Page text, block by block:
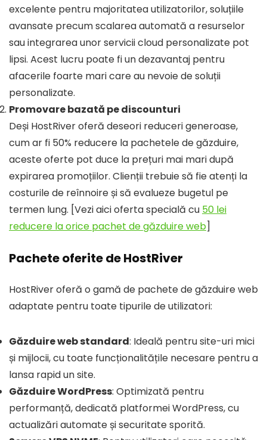
excelente pentru majoritatea utilizatorilor, soluțiile
avansate precum scalarea automată a resurselor
sau integrarea unor servicii cloud personalizate pot
lipsi. Acest lucru poate fi un dezavantaj pentru
afacerile foarte mari care au nevoie de soluții
personalizate.
Promovare bazată pe discounturi
Deși HostRiver oferă deseori reduceri generoase,
cum ar fi 50% reducere la pachetele de găzduire,
aceste oferte pot duce la prețuri mai mari după
expirarea promoțiilor. Clienții trebuie să fie atenți la
costurile de reînnoire și să evalueze bugetul pe
termen lung. [Vezi aici oferta specială cu 50 lei
reducere la orice pachet de găzduire web]
Pachete oferite de HostRiver
HostRiver oferă o gamă de pachete de găzduire web
adaptate pentru toate tipurile de utilizatori:
Găzduire web standard: Ideală pentru site-uri mici
și mijlocii, cu toate funcționalitățile necesare pentru a
lansa rapid un site.
Găzduire WordPress: Optimizată pentru
performanță, dedicată platformei WordPress, cu
actualizări automate și securitate sporită.